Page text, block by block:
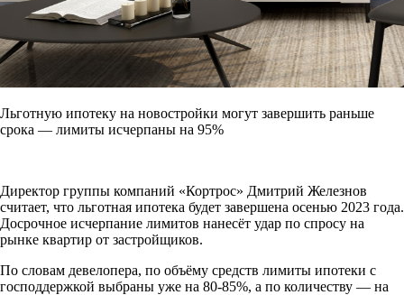
Льготную ипотеку на новостройки могут завершить раньше
срока — лимиты исчерпаны на 95%
Директор группы компаний «Кортрос» Дмитрий Железнов
считает, что льготная ипотека будет завершена осенью 2023 года.
Досрочное исчерпание лимитов нанесёт удар по спросу на
рынке квартир от застройщиков.
По словам девелопера, по объёму средств лимиты ипотеки с
господдержкой выбраны уже на 80-85%, а по количеству — на